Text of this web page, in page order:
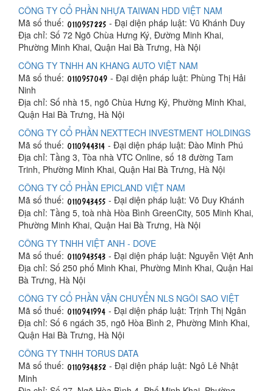
CÔNG TY CỔ PHẦN NHỰA TAIWAN HDD VIỆT NAM
Mã số thuế:
- Đại diện pháp luật: Vũ Khánh Duy
Địa chỉ: Số 72 Ngõ Chùa Hưng Ký, Đường Minh Khai,
Phường Minh Khai, Quận Hai Bà Trưng, Hà Nội
CÔNG TY TNHH AN KHANG AUTO VIỆT NAM
Mã số thuế:
- Đại diện pháp luật: Phùng Thị Hải
Ninh
Địa chỉ: Số nhà 15, ngõ Chùa Hưng Ký, Phường Minh Khai,
Quận Hai Bà Trưng, Hà Nội
CÔNG TY CỔ PHẦN NEXTTECH INVESTMENT HOLDINGS
Mã số thuế:
- Đại diện pháp luật: Đào Minh Phú
Địa chỉ: Tầng 3, Tòa nhà VTC Online, số 18 đường Tam
Trinh, Phường Minh Khai, Quận Hai Bà Trưng, Hà Nội
CÔNG TY CỔ PHẦN EPICLAND VIỆT NAM
Mã số thuế:
- Đại diện pháp luật: Võ Duy Khánh
Địa chỉ: Tầng 5, toà nhà Hòa Bình GreenCity, 505 Minh Khai,
Phường Minh Khai, Quận Hai Bà Trưng, Hà Nội
CÔNG TY TNHH VIỆT ANH - DOVE
Mã số thuế:
- Đại diện pháp luật: Nguyễn Việt Anh
Địa chỉ: Số 250 phố Minh Khai, Phường Minh Khai, Quận Hai
Bà Trưng, Hà Nội
CÔNG TY CỔ PHẦN VẬN CHUYỂN NLS NGÔI SAO VIỆT
Mã số thuế:
- Đại diện pháp luật: Trịnh Thị Ngân
Địa chỉ: Số 6 ngách 35, ngõ Hòa Bình 2, Phường Minh Khai,
Quận Hai Bà Trưng, Hà Nội
CÔNG TY TNHH TORUS DATA
Mã số thuế:
- Đại diện pháp luật: Ngô Lê Nhật
Minh